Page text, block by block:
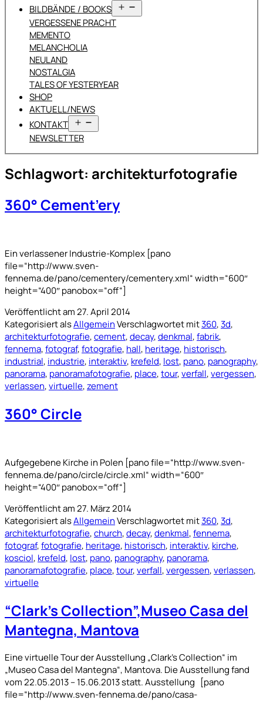
BILDBÄNDE / BOOKS
öffnen
VERGESSENE PRACHT
MEMENTO
MELANCHOLIA
NEULAND
NOSTALGIA
TALES OF YESTERYEAR
SHOP
AKTUELL/NEWS
KONTAKT
öffnen
NEWSLETTER
Schlagwort: architekturfotografie
360° Cement’ery
Ein verlassener Industrie-Komplex [pano
file=“http://www.sven-
fennema.de/pano/cementery/cementery.xml“ width=“600″
height=“400″ panobox=“off“]
Veröffentlicht am27. April 2014
Kategorisiert alsAllgemeinVerschlagwortet mit360,3d,
architekturfotografie,cement,decay,denkmal,fabrik,
fennema,fotograf,fotografie, hall, heritage, historisch,
industrial, industrie, interaktiv, krefeld, lost, pano, panography,
panorama, panoramafotografie, place,tour,verfall,vergessen,
verlassen,virtuelle,zement
360° Circle
Aufgegebene Kirche in Polen [pano file=“http://www.sven-
fennema.de/pano/circle/circle.xml“ width=“600″
height=“400″ panobox=“off“]
Veröffentlicht am27. März 2014
Kategorisiert alsAllgemeinVerschlagwortet mit360,3d,
architekturfotografie,church,decay,denkmal,fennema,
fotograf,fotografie, heritage, historisch, interaktiv, kirche,
kosciol, krefeld, lost, pano, panography, panorama,
panoramafotografie, place,tour,verfall,vergessen,verlassen,
virtuelle
“Clark’s Collection”,Museo Casa del
Mantegna, Mantova
Eine virtuelle Tour der Ausstellung „Clark’s Collection“ im
„Museo Casa del Mantegna“, Mantova. Die Ausstellung fand
vom 22.05.2013 – 15.06.2013 statt. Ausstellung [pano
file=“http://www.sven-fennema.de/pano/casa-